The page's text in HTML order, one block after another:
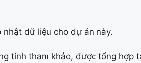
nhật dữ liệu cho dự án này.
tính tham khảo, được tổng hợp